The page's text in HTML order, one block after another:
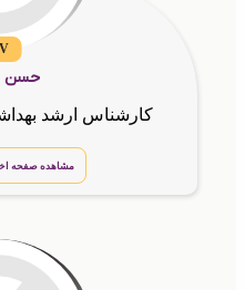
حسن
کارشناس ارشد
مشاهده صفحه